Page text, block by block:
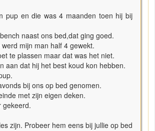
pup en die was 4 maanden toen hij bij
naast ons bed,dat ging goed.
mijn man half 4 gewekt.
te plassen maar dat was het niet.
aan dat hij het best koud kon hebben.
bij ons op bed genomen.
met zijn eigen deken.
gekeerd.
zijn. Probeer hem eens bij jullie op bed